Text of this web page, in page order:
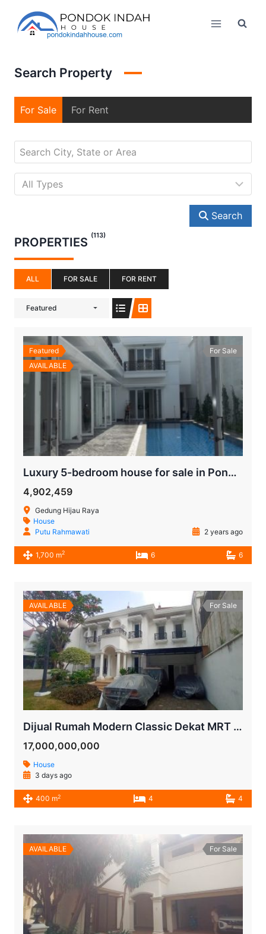
content
Search Property
For Sale For Rent
Search
PROPERTIES (113)
ALL FOR SALE FOR RENT
Featured
Featured
AVAILABLE
For Sale
Luxury 5-bedroom house for sale in Pondok Indah South Jakarta
4,902,459
Gedung Hijau Raya
House
Putu Rahmawati
2 years ago
1,700 m2 6 6
AVAILABLE For Sale
Dijual Rumah Modern Classic Dekat MRT Lebak Bulus | LT 600 m² | Kolam Renang | SHM
17,000,000,000
House
3 days ago
400 m2 4 4
AVAILABLE For Sale